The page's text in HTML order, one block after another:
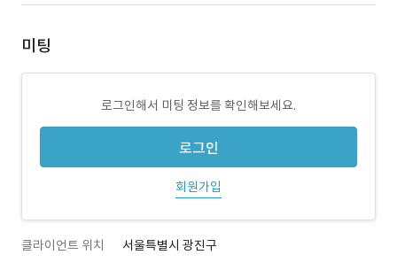
미팅
로그인해서 미팅 정보를 확인해보세요.
로그인
회원가입
클라이언트 위치 서울특별시 광진구